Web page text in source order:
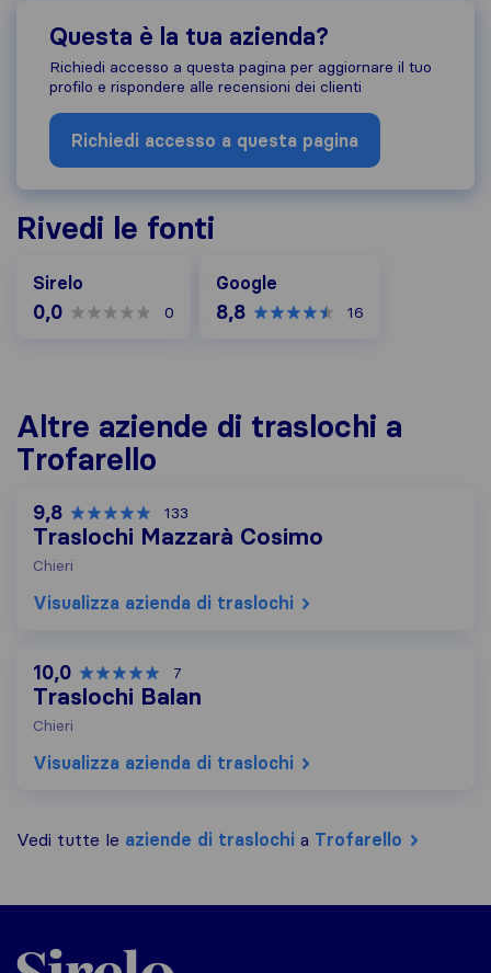
Questa è la tua azienda?
Richiedi accesso a questa pagina per aggiornare il tuo
profilo e rispondere alle recensioni dei clienti
Richiedi accesso a questa pagina
Rivedi le fonti
Sirelo
0,0 0
Google
8,8 16
Altre aziende di traslochi a
Trofarello
9,8 133
Traslochi Mazzarà Cosimo
Chieri
Visualizza azienda di traslochi
10,0 7
Traslochi Balan
Chieri
Visualizza azienda di traslochi
Vedi tutte le aziende di traslochi a Trofarello
Sirelo.it